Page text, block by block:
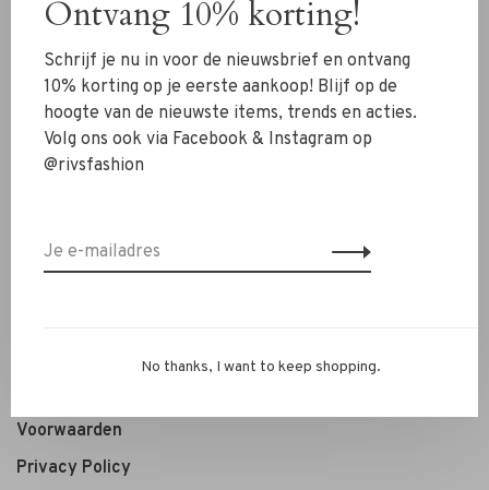
Sieraden
Accessoires
SALE
RIVS Store
Contact
Personal Styling / Private Shopping
Voorwaarden
Privacy Policy
Ontvang 10% korting!
Schrijf je nu in voor de nieuwsbrief en ontvang
10% korting op je eerste aankoop! Blijf op de
hoogte van de nieuwste items, trends en acties.
Volg ons ook via Facebook & Instagram op
@rivsfashion
No thanks, I want to keep shopping.